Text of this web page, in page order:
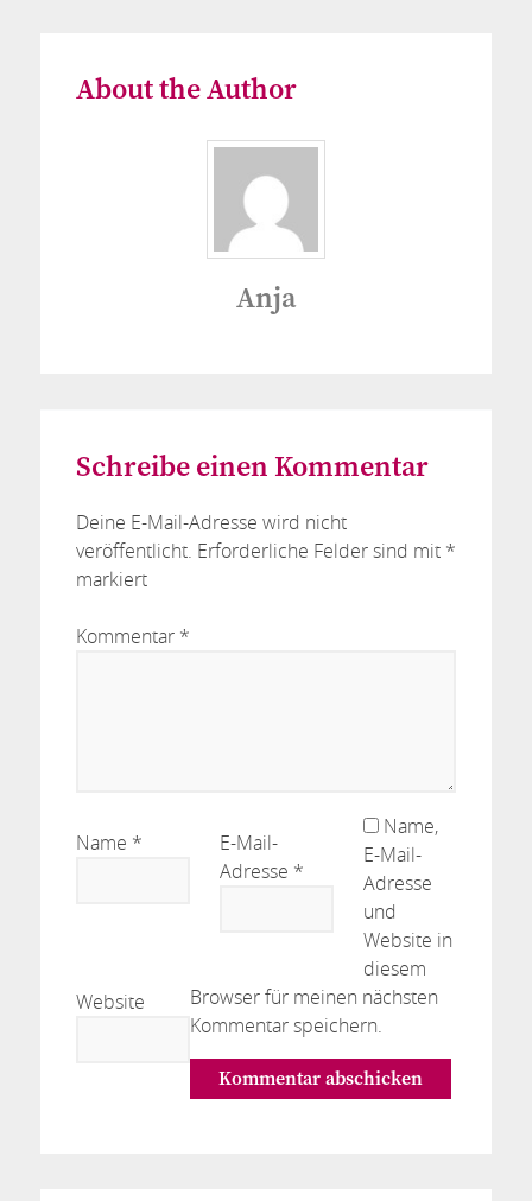
About the Author
Anja
Schreibe einen Kommentar
Deine E-Mail-Adresse wird nicht
veröffentlicht. Erforderliche Felder sind mit *
markiert
Kommentar *
Name *
E-Mail-
Adresse *
Website
Name,
E-Mail-
Adresse
und
Website in
diesem
Browser für meinen nächsten
Kommentar speichern.